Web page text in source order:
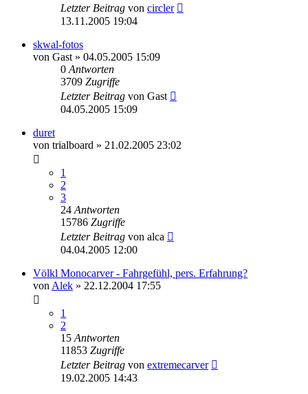
Letzter Beitrag von circler
13.11.2005 19:04
skwal-fotos
von Gast » 04.05.2005 15:09
0 Antworten
3709 Zugriffe
Letzter Beitrag von Gast
04.05.2005 15:09
duret
von trialboard » 21.02.2005 23:02
1
2
3
24 Antworten
15786 Zugriffe
Letzter Beitrag von alca
04.04.2005 12:00
Völkl Monocarver - Fahrgefühl, pers. Erfahrung?
von Alek » 22.12.2004 17:55
1
2
15 Antworten
11853 Zugriffe
Letzter Beitrag von extremecarver
19.02.2005 14:43